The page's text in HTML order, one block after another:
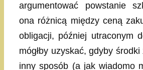
argumentować powstanie
ona różnicą między ceną
obligacji, później utraconym
mógłby uzyskać, gdyby środki
inny sposób (a jak wiadomo